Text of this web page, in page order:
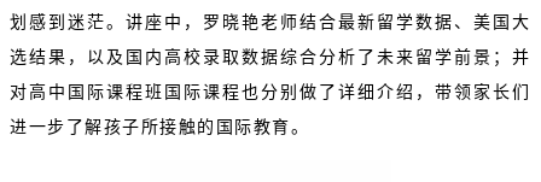
划感到迷茫。讲座中，罗晓艳老师结合最新留学数据、美国大
选结果，以及国内高校录取数据综合分析了未来留学前景；并
对高中国际课程班国际课程也分别做了详细介绍，带领家长们
进一步了解孩子所接触的国际教育。